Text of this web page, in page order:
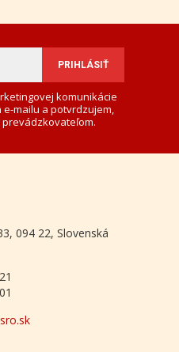
komunikácie
mailu a potvrdzujem,
prevádzkovateľom.
094 22, Slovenská